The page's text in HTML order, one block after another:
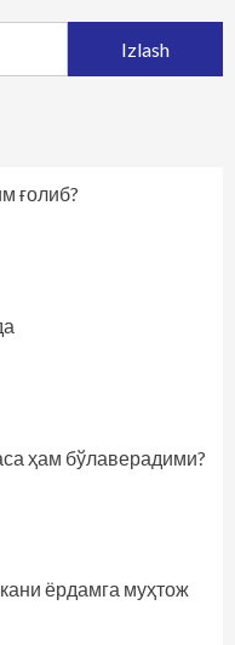
ғолиб?
ҳам бўлаверадими?
ёрдамга муҳтож